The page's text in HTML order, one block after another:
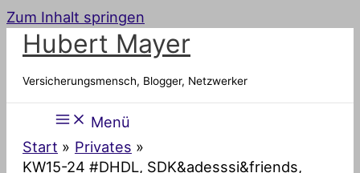
Zum Inhalt springen
Hubert Mayer
Versicherungsmensch, Blogger, Netzwerker
Menü
Start
Privates
KW15-24 #DHDL, SDK&adesssi&friends,